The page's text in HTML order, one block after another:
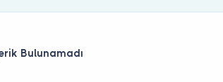
Bulunamadı